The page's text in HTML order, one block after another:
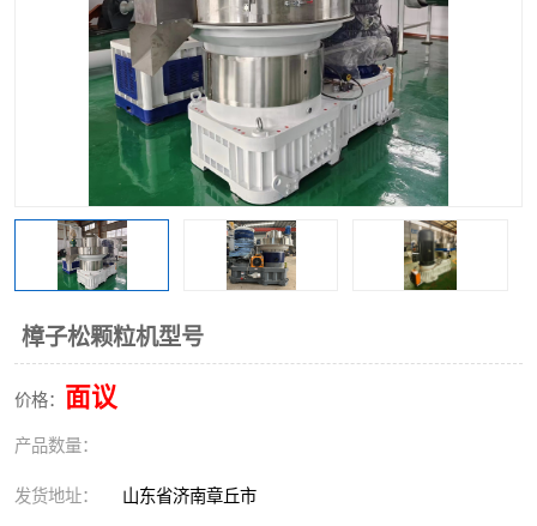
樟子松颗粒机型号
价格： 面议
产品数量：
发货地址： 山东省济南章丘市
颗粒冷却机 颗粒燃烧机
滚筒筛 滚筒筛分机
锯末滚筒筛